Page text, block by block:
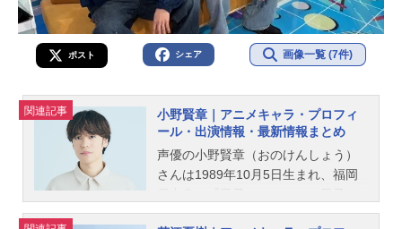
ポスト シェア 画像一覧 (7件)
関連記事
小野賢章｜アニメキャラ・プロフィ
ール・出演情報・最新情報まとめ
声優の小野賢章（おのけんしょう）
さんは1989年10月5日生まれ、福岡
ツヤ役をはじめ、『アイドリッシュ